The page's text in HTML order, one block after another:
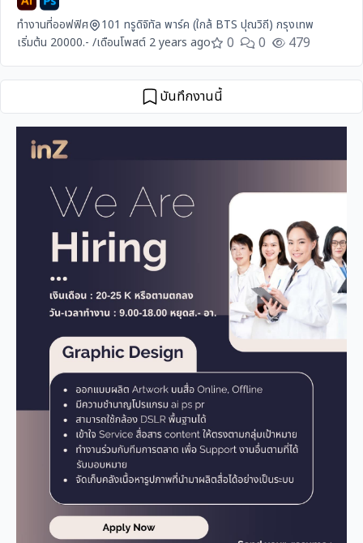
ทำงานที่ออฟฟิศ
101 ทรูดิจิทัล พาร์ค (ใกล้ BTS ปุณวิถี) กรุงเทพ
เริ่มต้น 20000.- /เดือนโพสต์ 2 years ago 0 0 479
บันทึกงานนี้